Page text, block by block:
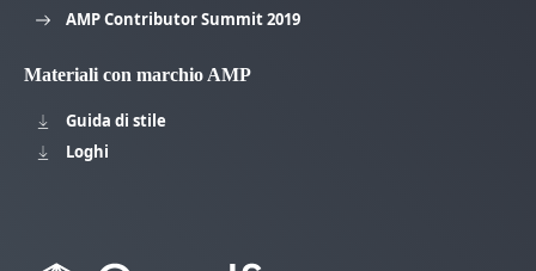
AMP Contributor Summit 2019
Materiali con marchio AMP
Guida di stile
Loghi